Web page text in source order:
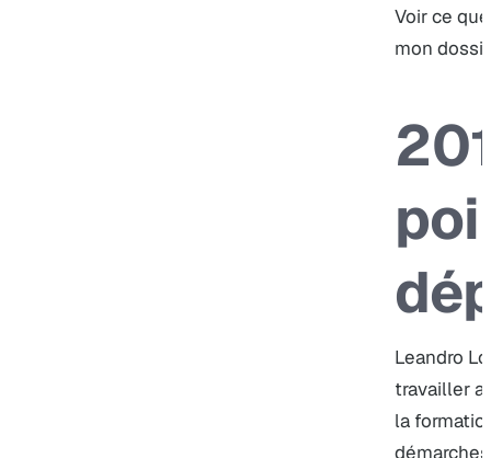
Voir ce
mon
Leandro
travailler
la